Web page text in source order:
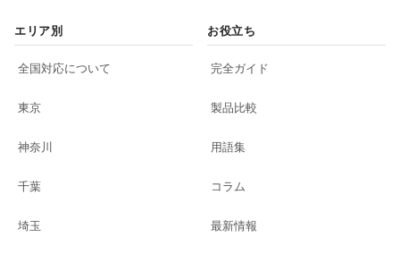
エリア別
全国対応について
東京
神奈川
千葉
埼玉
お役立ち
完全ガイド
製品比較
用語集
コラム
最新情報